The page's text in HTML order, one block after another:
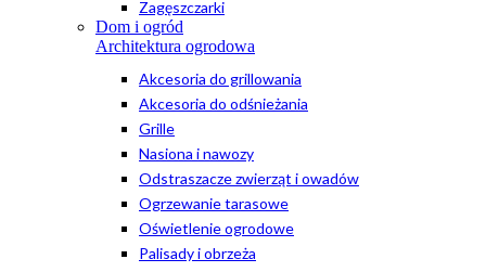
Zagęszczarki
Dom i ogród
Architektura ogrodowa
Akcesoria do grillowania
Akcesoria do odśnieżania
Grille
Nasiona i nawozy
Odstraszacze zwierząt i owadów
Ogrzewanie tarasowe
Oświetlenie ogrodowe
Palisady i obrzeża